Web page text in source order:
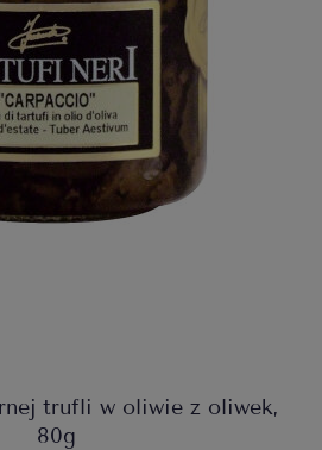
trufli w oliwie z oliwek,
80g